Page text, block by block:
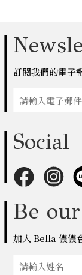
訂閱我們的電子
Social
Be
加入 Bella 儂儂